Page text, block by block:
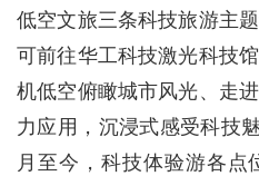
低空文旅三条科技旅游主
可前往华工科技激光科技
机低空俯瞰城市风光、走
力应用，沉浸式感受科技
月至今，科技体验游各点